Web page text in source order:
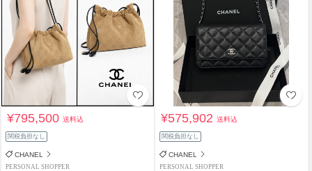
¥795,500送料込
関税負担なし
CHANEL
PERSONAL SHOPPER
¥575,902送料込
関税負担なし
CHANEL
PERSONAL SHOPPER